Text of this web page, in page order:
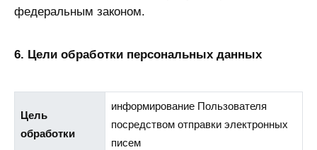
федеральным законом.
6. Цели обработки персональных данных
Цель
обработки
информирование Пользователя
посредством отправки электронных
писем